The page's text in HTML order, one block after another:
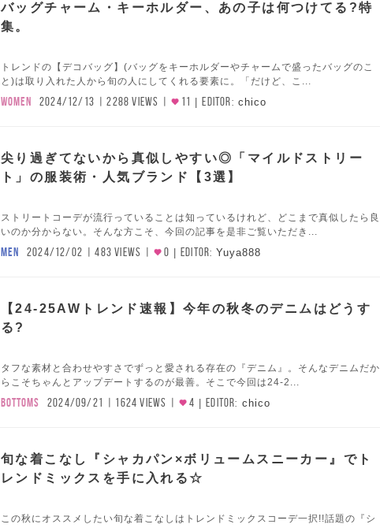
バッグチャーム・キーホルダー、あの子は何つけてる?特
集。
トレンドの【デコバッグ】(バッグをキーホルダーやチャームで盛ったバッグのこ
と)は取り入れた人から旬の人にしてくれる要素に。「だけど、こ...
WOMEN 2024/12/13 2288 VIEWS 11 EDITOR: chico
尖り過ぎてないから真似しやすい◎「マイルドストリー
ト」の服装術・人気ブランド【3選】
ストリートコーデが流行っていることは知っているけれど、どこまで真似したら良
いのか分からない。そんな方こそ、今回の記事を是非ご覧いただき...
MEN 2024/12/02 483 VIEWS 0 EDITOR: Yuya888
【24-25AWトレンド速報】今年の秋冬のデニムはどうす
る?
タフな素材と合わせやすさでずっと愛される存在の『デニム』。そんなデニムだか
らこそちゃんとアップデートするのが最善。そこで今回は24-2...
BOTTOMS 2024/09/21 1624 VIEWS 4 EDITOR: chico
旬な着こなし『シャカパン×ボリュームスニーカー』でト
レンドミックスを手に入れる☆
この秋にオススメしたい旬な着こなしはトレンドミックスコーデ一択!!話題の『シ